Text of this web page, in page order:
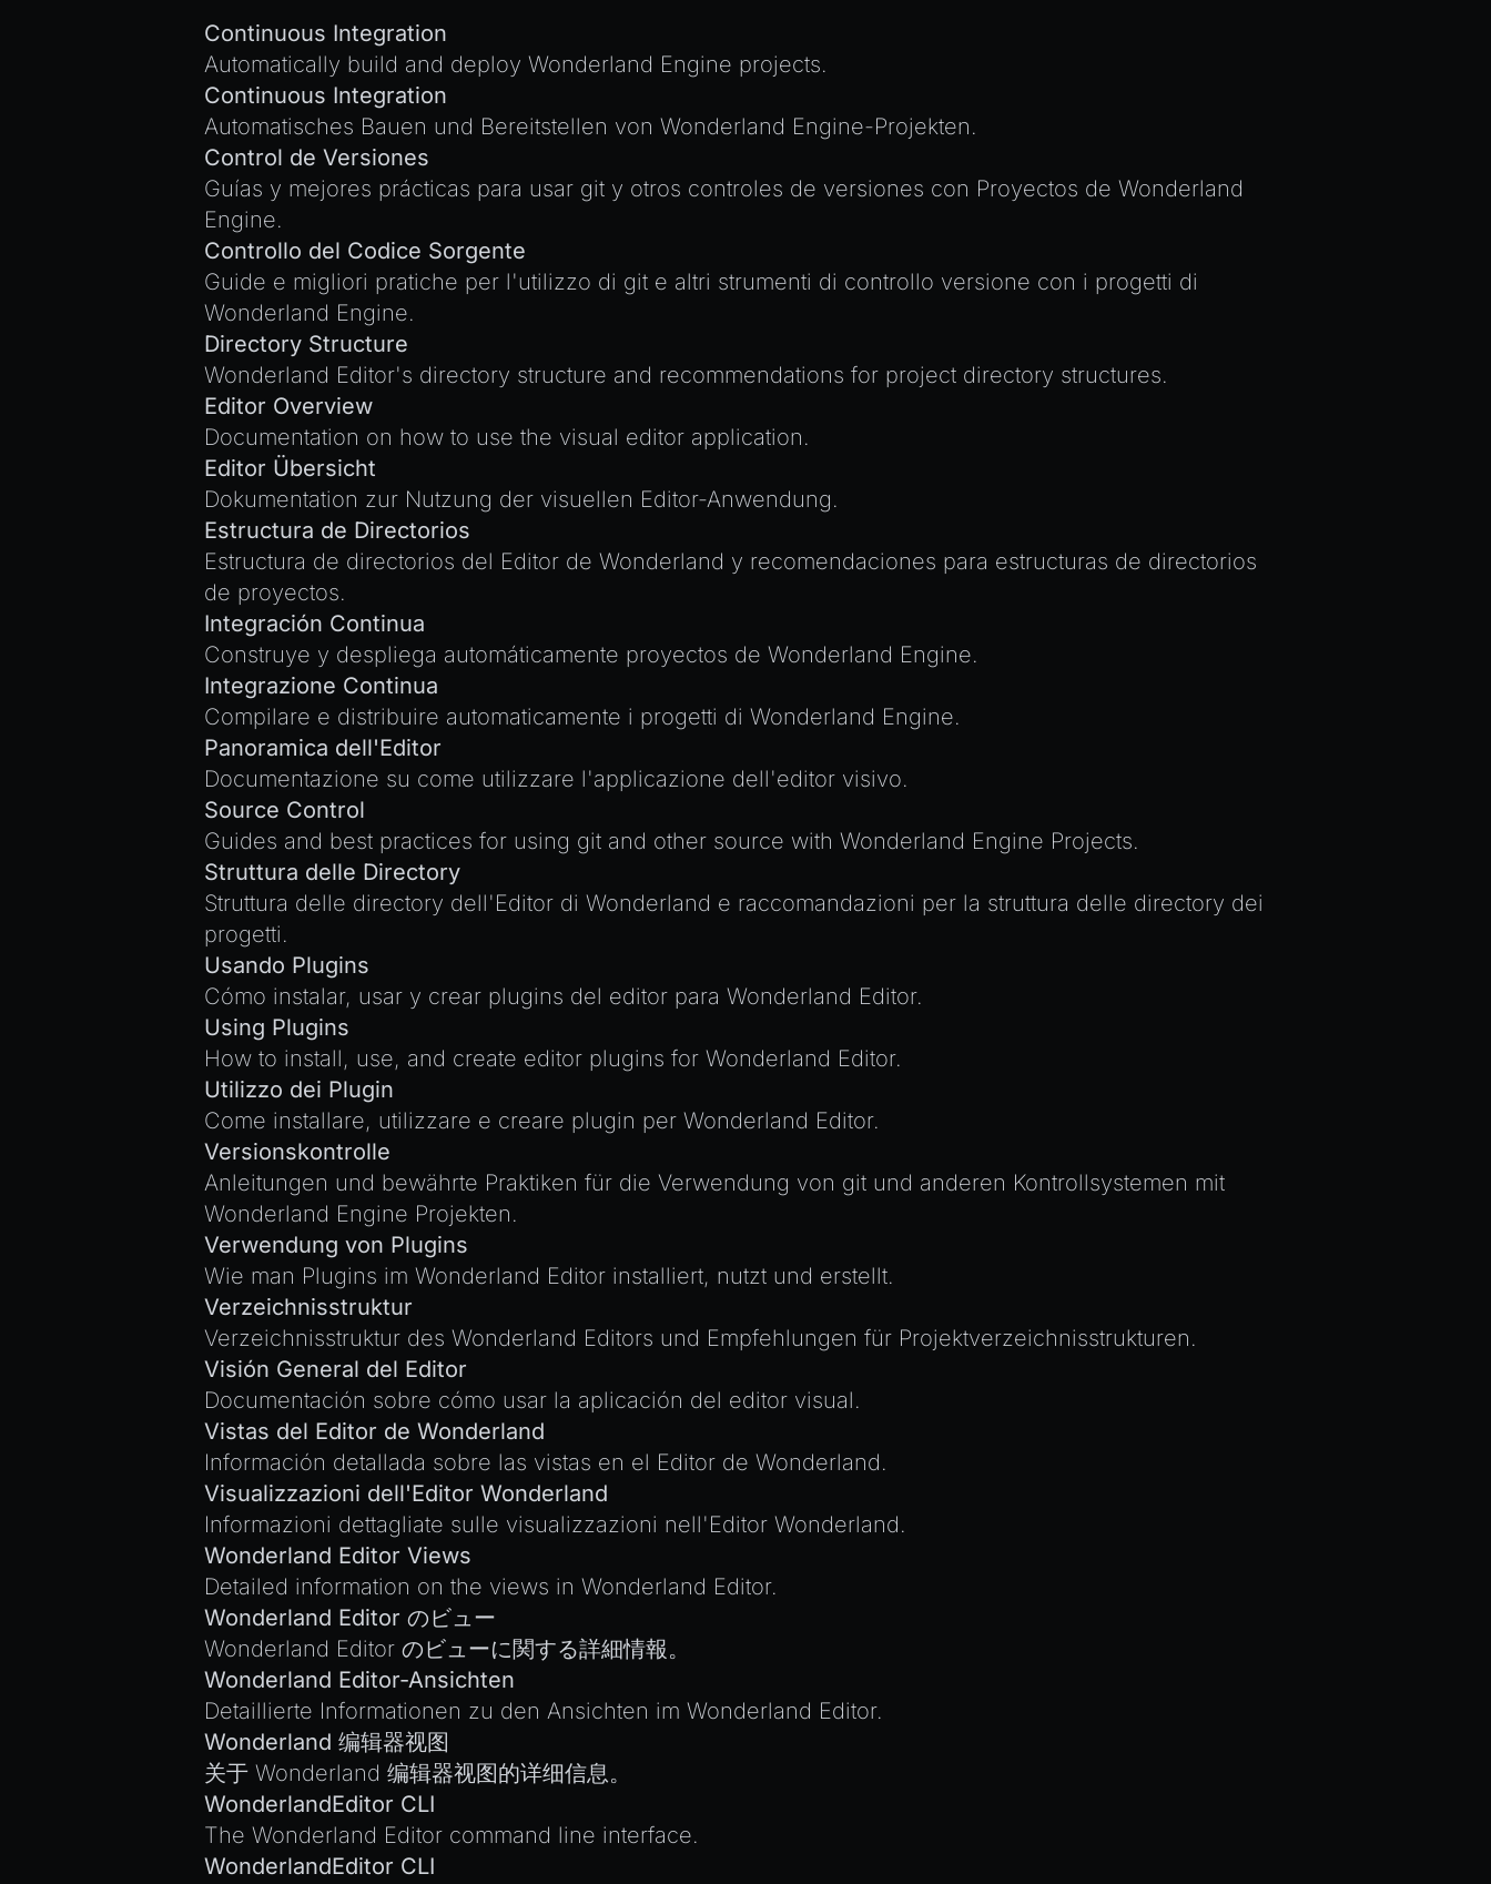
Continuous Integration
Automatically build and deploy Wonderland Engine projects.
Continuous Integration
Automatisches Bauen und Bereitstellen von Wonderland Engine-Projekten.
Control de Versiones
Guías y mejores prácticas para usar git y otros controles de versiones con Proyectos de Wonderland
Engine.
Controllo del Codice Sorgente
Guide e migliori pratiche per l'utilizzo di git e altri strumenti di controllo versione con i progetti di
Wonderland Engine.
Directory Structure
Wonderland Editor's directory structure and recommendations for project directory structures.
Editor Overview
Documentation on how to use the visual editor application.
Editor Übersicht
Dokumentation zur Nutzung der visuellen Editor-Anwendung.
Estructura de Directorios
Estructura de directorios del Editor de Wonderland y recomendaciones para estructuras de directorios
de proyectos.
Integración Continua
Construye y despliega automáticamente proyectos de Wonderland Engine.
Integrazione Continua
Compilare e distribuire automaticamente i progetti di Wonderland Engine.
Panoramica dell'Editor
Documentazione su come utilizzare l'applicazione dell'editor visivo.
Source Control
Guides and best practices for using git and other source with Wonderland Engine Projects.
Struttura delle Directory
Struttura delle directory dell'Editor di Wonderland e raccomandazioni per la struttura delle directory dei
progetti.
Usando Plugins
Cómo instalar, usar y crear plugins del editor para Wonderland Editor.
Using Plugins
How to install, use, and create editor plugins for Wonderland Editor.
Utilizzo dei Plugin
Come installare, utilizzare e creare plugin per Wonderland Editor.
Versionskontrolle
Anleitungen und bewährte Praktiken für die Verwendung von git und anderen Kontrollsystemen mit
Wonderland Engine Projekten.
Verwendung von Plugins
Wie man Plugins im Wonderland Editor installiert, nutzt und erstellt.
Verzeichnisstruktur
Verzeichnisstruktur des Wonderland Editors und Empfehlungen für Projektverzeichnisstrukturen.
Visión General del Editor
Documentación sobre cómo usar la aplicación del editor visual.
Vistas del Editor de Wonderland
Información detallada sobre las vistas en el Editor de Wonderland.
Visualizzazioni dell'Editor Wonderland
Informazioni dettagliate sulle visualizzazioni nell'Editor Wonderland.
Wonderland Editor Views
Detailed information on the views in Wonderland Editor.
Wonderland Editor のビュー
Wonderland Editor のビューに関する詳細情報。
Wonderland Editor-Ansichten
Detaillierte Informationen zu den Ansichten im Wonderland Editor.
Wonderland 编辑器视图
关于 Wonderland 编辑器视图的详细信息。
WonderlandEditor CLI
The Wonderland Editor command line interface.
WonderlandEditor CLI